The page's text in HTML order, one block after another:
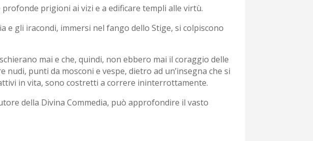
prigioni ai vizi e a edificare templi alle virtù.
e gli iracondi, immersi nel fango dello Stige, si colpiscono
mai e che, quindi, non ebbero mai il coraggio delle
punti da mosconi e vespe, dietro ad un’insegna che si
in vita, sono costretti a correre ininterrottamente.
della Divina Commedia, può approfondire il vasto